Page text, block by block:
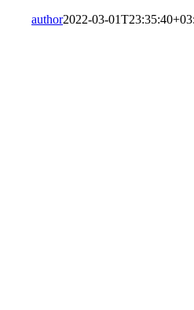
author2022-03-